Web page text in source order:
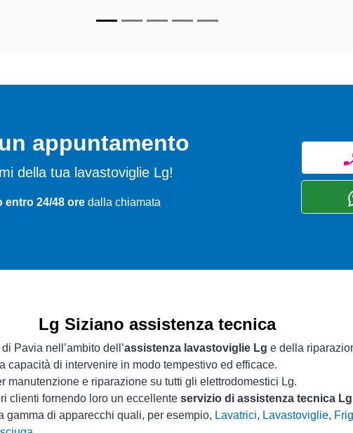
appuntamento
della tua lavastoviglie Lg!
entro 24/48 ore dalla chiamata
Lg Siziano assistenza tecnica
Pavia nell’ambito dell’assistenza lavastoviglie Lg e della
capacità di intervenire in modo tempestivo ed efficace.
manutenzione e riparazione su tutti gli elettrodomestici Lg.
clienti fornendo loro un eccellente servizio di assistenza tecnica
gamma di apparecchi quali, per esempio, Lavatrici, Lavastoviglie,